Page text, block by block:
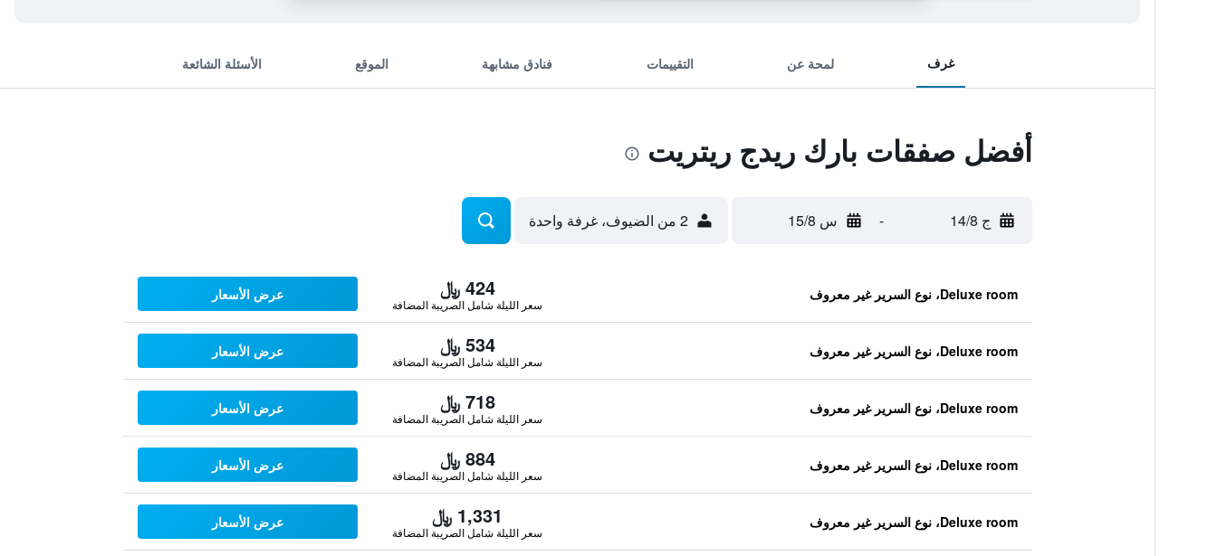
غرف لمحة عن التقييمات فنادق مشابهة الموقع الأسئلة الشائعة
أفضل صفقات بارك ريدج ريتريت
ج 14/8 - س 15/8 2 من الضيوف، غرفة واحدة
Deluxe room، نوع السرير غير معروف 424 ﷼
سعر الليلة شامل الصريبة المضافة
عرض الأسعار
Deluxe room، نوع السرير غير معروف 534 ﷼
سعر الليلة شامل الصريبة المضافة
عرض الأسعار
Deluxe room، نوع السرير غير معروف 718 ﷼
سعر الليلة شامل الصريبة المضافة
عرض الأسعار
Deluxe room، نوع السرير غير معروف 884 ﷼
سعر الليلة شامل الصريبة المضافة
عرض الأسعار
Deluxe room، نوع السرير غير معروف 1,331 ﷼
سعر الليلة شامل الصريبة المضافة
عرض الأسعار